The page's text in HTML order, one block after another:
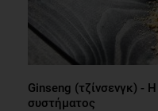
Ginseng (τζίνσενγκ) -
συστήματος